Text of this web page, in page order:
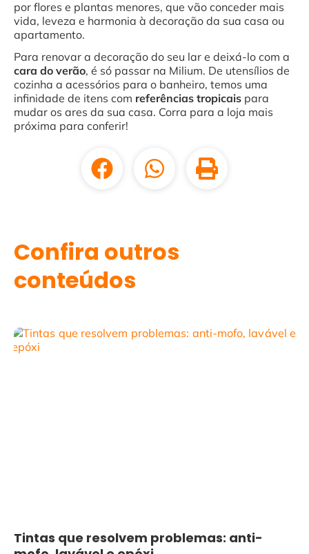
por flores e plantas menores, que vão conceder mais
vida, leveza e harmonia à decoração da sua casa ou
apartamento.
Para renovar a decoração do seu lar e deixá-lo com a
cara do verão, é só passar na Milium. De utensílios de
cozinha a acessórios para o banheiro, temos uma
infinidade de itens com referências tropicais para
mudar os ares da sua casa. Corra para a loja mais
próxima para conferir!
Confira outros
conteúdos
Tintas que resolvem problemas: anti-